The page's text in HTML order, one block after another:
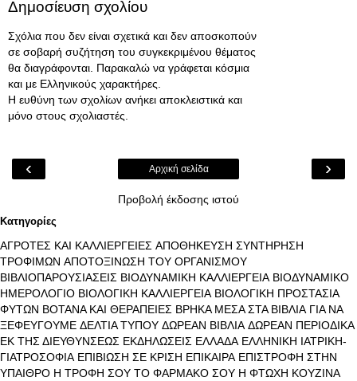
Δημοσίευση σχολίου
Σχόλια που δεν είναι σχετικά και δεν αποσκοπούν
σε σοβαρή συζήτηση του συγκεκριμένου θέματος
θα διαγράφονται. Παρακαλώ να γράφεται κόσμια
και με Ελληνικούς χαρακτήρες.
Η ευθύνη των σχολίων ανήκει αποκλειστικά και
μόνο στους σχολιαστές.
‹ ›
Αρχική σελίδα
Προβολή έκδοσης ιστού
Κατηγορίες
ΑΓΡΟΤΕΣ ΚΑΙ ΚΑΛΛΙΕΡΓΕΙΕΣ ΑΠΟΘΗΚΕΥΣΗ ΣΥΝΤΗΡΗΣΗ
ΤΡΟΦΙΜΩΝ ΑΠΟΤΟΞΙΝΩΣΗ ΤΟΥ ΟΡΓΑΝΙΣΜΟΥ
ΒΙΒΛΙΟΠΑΡΟΥΣΙΑΣΕΙΣ ΒΙΟΔΥΝΑΜΙΚΗ ΚΑΛΛΙΕΡΓΕΙΑ ΒΙΟΔΥΝΑΜΙΚΟ
ΗΜΕΡΟΛΟΓΙΟ ΒΙΟΛΟΓΙΚΗ ΚΑΛΛΙΕΡΓΕΙΑ ΒΙΟΛΟΓΙΚΗ ΠΡΟΣΤΑΣΙΑ
ΦΥΤΩΝ ΒΟΤΑΝΑ ΚΑΙ ΘΕΡΑΠΕΙΕΣ ΒΡΗΚΑ ΜΕΣΑ ΣΤΑ ΒΙΒΛΙΑ ΓΙΑ ΝΑ
ΞΕΦΕΥΓΟΥΜΕ ΔΕΛΤΙΑ ΤΥΠΟΥ ΔΩΡΕΑΝ ΒΙΒΛΙΑ ΔΩΡΕΑΝ ΠΕΡΙΟΔΙΚΑ
ΕΚ ΤΗΣ ΔΙΕΥΘΥΝΣΕΩΣ ΕΚΔΗΛΩΣΕΙΣ ΕΛΛΑΔΑ ΕΛΛΗΝΙΚΗ ΙΑΤΡΙΚΗ-
ΓΙΑΤΡΟΣΟΦΙΑ ΕΠΙΒΙΩΣΗ ΣΕ ΚΡΙΣΗ ΕΠΙΚΑΙΡΑ ΕΠΙΣΤΡΟΦΗ ΣΤΗΝ
ΥΠΑΙΘΡΟ Η ΤΡΟΦΗ ΣΟΥ ΤΟ ΦΑΡΜΑΚΟ ΣΟΥ Η ΦΤΩΧΗ ΚΟΥΖΙΝΑ